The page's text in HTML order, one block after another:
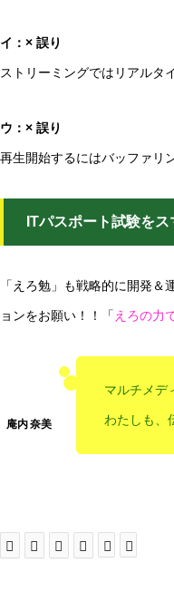
イ：× 誤り
ストリーミングではリアルタ
ウ：× 誤り
再生開始するにはバッファリ
ITパスポート試験をス
「えろ勉」も戦略的に開発
ョンをお願い！！「 えろの力
マルチメデ
わたしも、